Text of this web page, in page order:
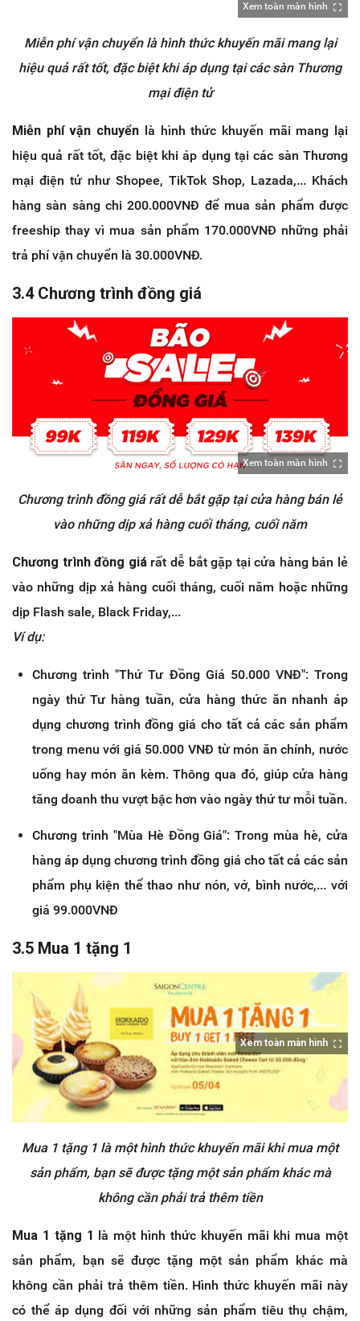
Xem toàn màn hình
Miễn phí vận chuyển là hình thức khuyến mãi mang lại
hiệu quả rất tốt, đặc biệt khi áp dụng tại các sàn Thương
mại điện tử
Miễn phí vận chuyển là hình thức khuyến mãi mang lại
hiệu quả rất tốt, đặc biệt khi áp dụng tại các sàn Thương
mại điện tử như Shopee, TikTok Shop, Lazada,... Khách
hàng sàn sàng chi 200.000VNĐ để mua sản phẩm được
freeship thay vì mua sản phẩm 170.000VNĐ những phải
trả phí vận chuyển là 30.000VNĐ.
3.4 Chương trình đồng giá
Xem toàn màn hình
Chương trình đồng giá rất dễ bắt gặp tại cửa hàng bán lẻ
vào những dịp xả hàng cuối tháng, cuối năm
Chương trình đồng giárất dễ bắt gặp tại cửa hàng bán lẻ
vào những dịp xả hàng cuối tháng, cuối năm hoặc những
dịp Flash sale, Black Friday,...
Ví dụ:
Chương trình "Thứ Tư Đồng Giá 50.000 VNĐ": Trong
ngày thứ Tư hàng tuần, cửa hàng thức ăn nhanh áp
dụng chương trình đồng giá cho tất cả các sản phẩm
trong menu với giá 50.000 VNĐ từ món ăn chính, nước
uống hay món ăn kèm. Thông qua đó, giúp cửa hàng
tăng doanh thu vượt bậc hơn vào ngày thứ tư mỗi tuần.
Chương trình "Mùa Hè Đồng Giá": Trong mùa hè, cửa
hàng áp dụng chương trình đồng giá cho tất cả các sản
phẩm phụ kiện thể thao như nón, vớ, bình nước,... với
giá 99.000VNĐ
3.5 Mua 1 tặng 1
Xem toàn màn hình
Mua 1 tặng 1 là một hình thức khuyến mãi khi mua một
sản phẩm, bạn sẽ được tặng một sản phẩm khác mà
không cần phải trả thêm tiền
Mua 1 tặng 1 là một hình thức khuyến mãi khi mua một
sản phẩm, bạn sẽ được tặng một sản phẩm khác mà
không cần phải trả thêm tiền. Hình thức khuyến mãi này
có thể áp dụng đối với những sản phẩm tiêu thụ chậm,